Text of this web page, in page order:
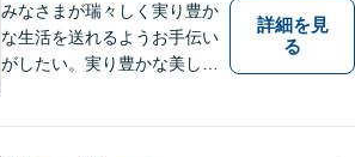
みなさまが瑞々しく実り豊か
な生活を送れるようお手伝い
がしたい。実り豊かな美しい
詳細を見
る